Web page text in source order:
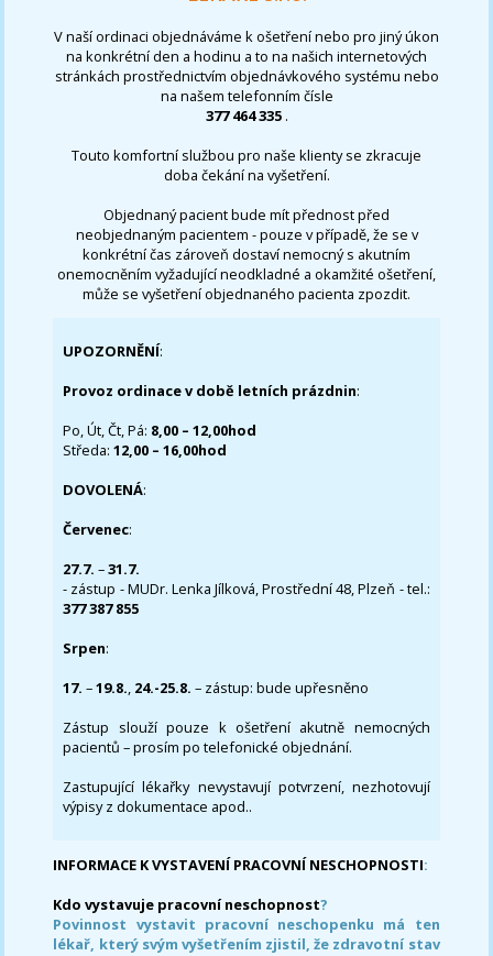
V naší ordinaci objednáváme k ošetření nebo pro jiný úkon
na konkrétní den a hodinu a to na našich internetových
stránkách prostřednictvím objednávkového systému nebo
na našem telefonním čísle
377 464 335 .
Touto komfortní službou pro naše klienty se zkracuje
doba čekání na vyšetření.
Objednaný pacient bude mít přednost před
neobjednaným pacientem - pouze v případě, že se v
konkrétní čas zároveň dostaví nemocný s akutním
onemocněním vyžadující neodkladné a okamžité ošetření,
může se vyšetření objednaného pacienta zpozdit.
UPOZORNĚNÍ:
Provoz ordinace v době letních prázdnin:
Po, Út, Čt, Pá: 8,00 – 12,00hod
Středa:12,00 – 16,00hod
DOVOLENÁ:
Červenec:
27.7.–31.7.
- zástup - MUDr. Lenka Jílková, Prostřední 48, Plzeň - tel.:
377 387 855
Srpen:
17. –19.8., 24.-25.8. – zástup: bude upřesněno
Zástup slouží pouze k ošetření akutně nemocných
pacientů – prosím po telefonické objednání.
Zastupující lékařky nevystavují potvrzení, nezhotovují
výpisy z dokumentace apod..
INFORMACE K VYSTAVENÍ PRACOVNÍ NESCHOPNOSTI:
Kdo vystavuje pracovní neschopnost?
Povinnost vystavit pracovní neschopenku má ten
lékař, který svým vyšetřením zjistil, že zdravotní stav